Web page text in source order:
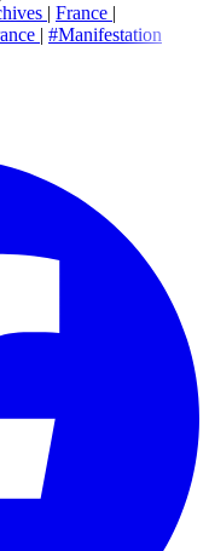
| France |
| #Manifestation